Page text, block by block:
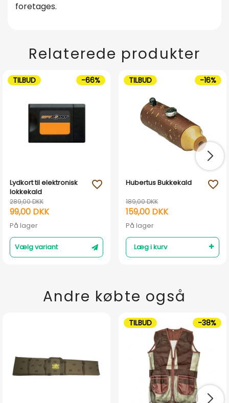
foretages.
Relaterede produkter
Lydkort til elektronisk
lokkekald
289,00 DKK
99,00 DKK
På lager
Vælg variant
favorite_outline
TILBUD -66%
Hubertus Bukkekald
189,00 DKK
159,00 DKK
På lager
Læg i kurv
favorite_outline
TILBUD -16%
Andre købte også
TILBUD -38%